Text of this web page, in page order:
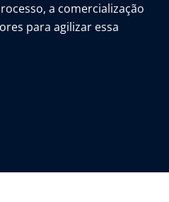
a comercialização
para agilizar essa